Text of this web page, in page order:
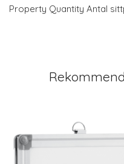
Property Quantity Antal